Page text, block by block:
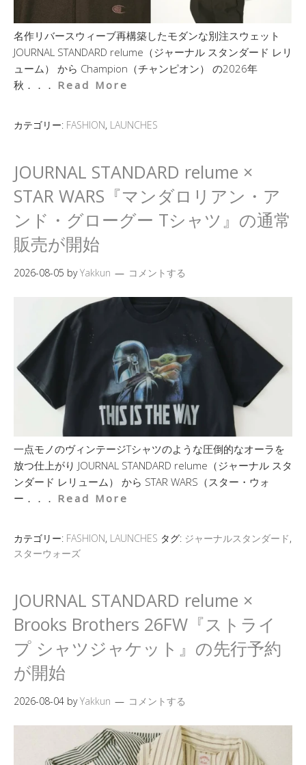
名作リバースウィーブ再構築したモダンな別注スウェット
JOURNAL STANDARD relume（ジャーナル スタンダード レリ
ューム） から Champion（チャンピオン） の2026年
秋．．． Read More
カテゴリー: FASHION, LAUNCHES
JOURNAL STANDARD relume ×
STAR WARS『マンダロリアン・ア
ンド・グローグー Tシャツ』の通常
販売が開始
2026-08-05 byYakkun コメントする
一点モノのヴィンテージTシャツのような圧倒的なオーラを
放つ仕上がり JOURNAL STANDARD relume（ジャーナル スタ
ンダード レリューム） から STAR WARS（スター・ウォ
ー．．． Read More
カテゴリー: FASHION, LAUNCHES タグ: ジャーナルスタンダード,
スターウォーズ
JOURNAL STANDARD relume ×
Brooks Brothers 26FW『ストライ
プ シャツジャケット』の先行予約
が開始
2026-08-04 byYakkun コメントする